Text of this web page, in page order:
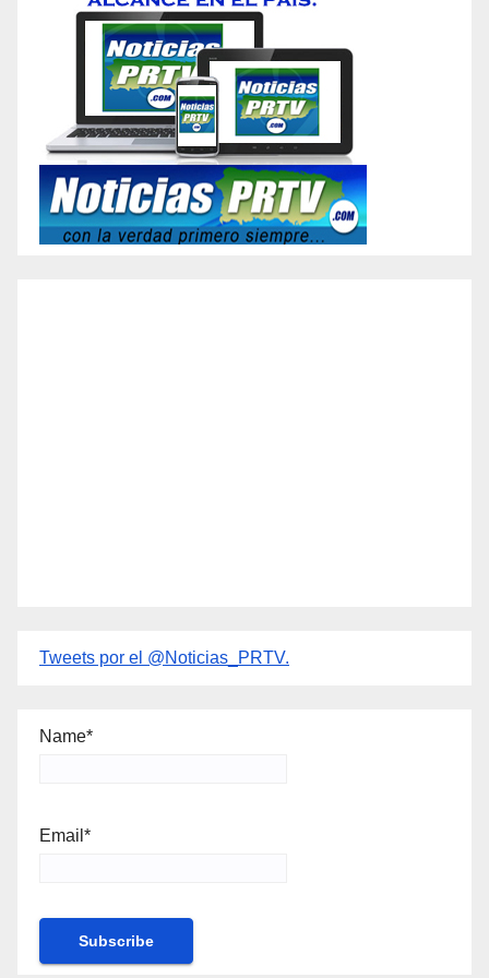
Tweets por el @Noticias_PRTV.
Name*
Email*